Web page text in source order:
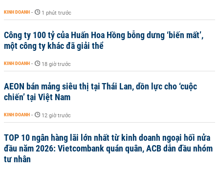
KINH DOANH - 1 phút trước
Công ty 100 tỷ của Huấn Hoa Hồng bỗng dưng ‘biến mất’,
một công ty khác đã giải thể
KINH DOANH - 18 giờ trước
AEON bán mảng siêu thị tại Thái Lan, dồn lực cho ‘cuộc
chiến’ tại Việt Nam
KINH DOANH - 12 giờ trước
TOP 10 ngân hàng lãi lớn nhất từ kinh doanh ngoại hối nửa
đầu năm 2026: Vietcombank quán quân, ACB dẫn đầu nhóm
tư nhân